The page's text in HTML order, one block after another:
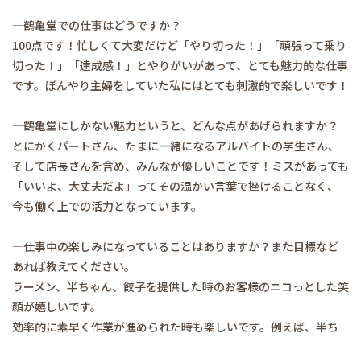
―鶴亀堂での仕事はどうですか？
100点です！忙しくて大変だけど「やり切った！」「頑張って乗り
切った！」「達成感！」とやりがいがあって、とても魅力的な仕事
です。ぼんやり主婦をしていた私にはとても刺激的で楽しいです！
―鶴亀堂にしかない魅力というと、どんな点があげられますか？
とにかくパートさん、たまに一緒になるアルバイトの学生さん、
そして店長さんを含め、みんなが優しいことです！ミスがあっても
「いいよ、大丈夫だよ」ってその温かい言葉で挫けることなく、
今も働く上での活力となっています。
―仕事中の楽しみになっていることはありますか？また目標など
あれば教えてください。
ラーメン、半ちゃん、餃子を提供した時のお客様のニコっとした笑
顔が嬉しいです。
効率的に素早く作業が進められた時も楽しいです。例えば、半ち